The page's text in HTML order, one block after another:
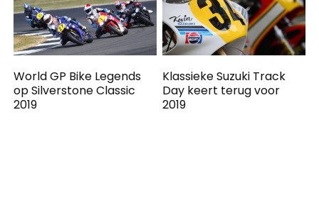
World GP Bike Legends
op Silverstone Classic
2019
Klassieke Suzuki Track
Day keert terug voor
2019